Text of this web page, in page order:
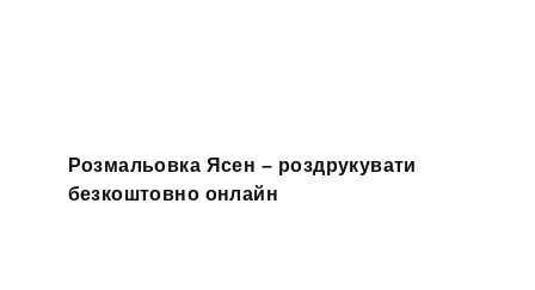
Розмальовка Ясен – роздрукувати
безкоштовно онлайн